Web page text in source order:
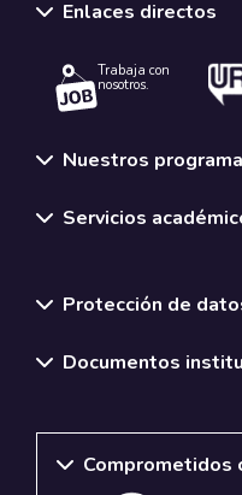
Enlaces directos
Trabaja con
nosotros.
Nuestros
Servicios
Protección de
Documentos
Comprometidos